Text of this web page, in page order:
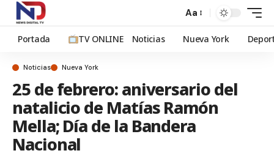
Aa
Portada TV ONLINE Noticias Nueva York
Noticias Nueva York
25 de febrero: aniversario del
natalicio de Matías Ramón
Mella; Día de la Bandera
Nacional